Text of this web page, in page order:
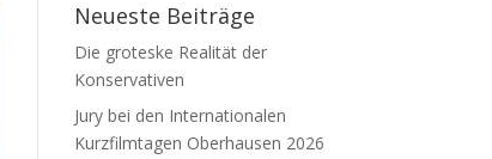
Neueste Beiträge
Die groteske Realität der
Konservativen
Jury bei den Internationalen
Kurzfilmtagen Oberhausen 2026